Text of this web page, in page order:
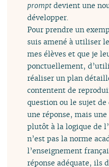
prompt devient une
développer.
Pour prendre un
suis amené à utiliser
mes élèves et que je
ponctuellement,
réaliser un plan
contentent de
question ou le sujet
une réponse, mais
plutôt à la logique de
n’est pas la norme
l’enseignement
réponse adéquate, ils